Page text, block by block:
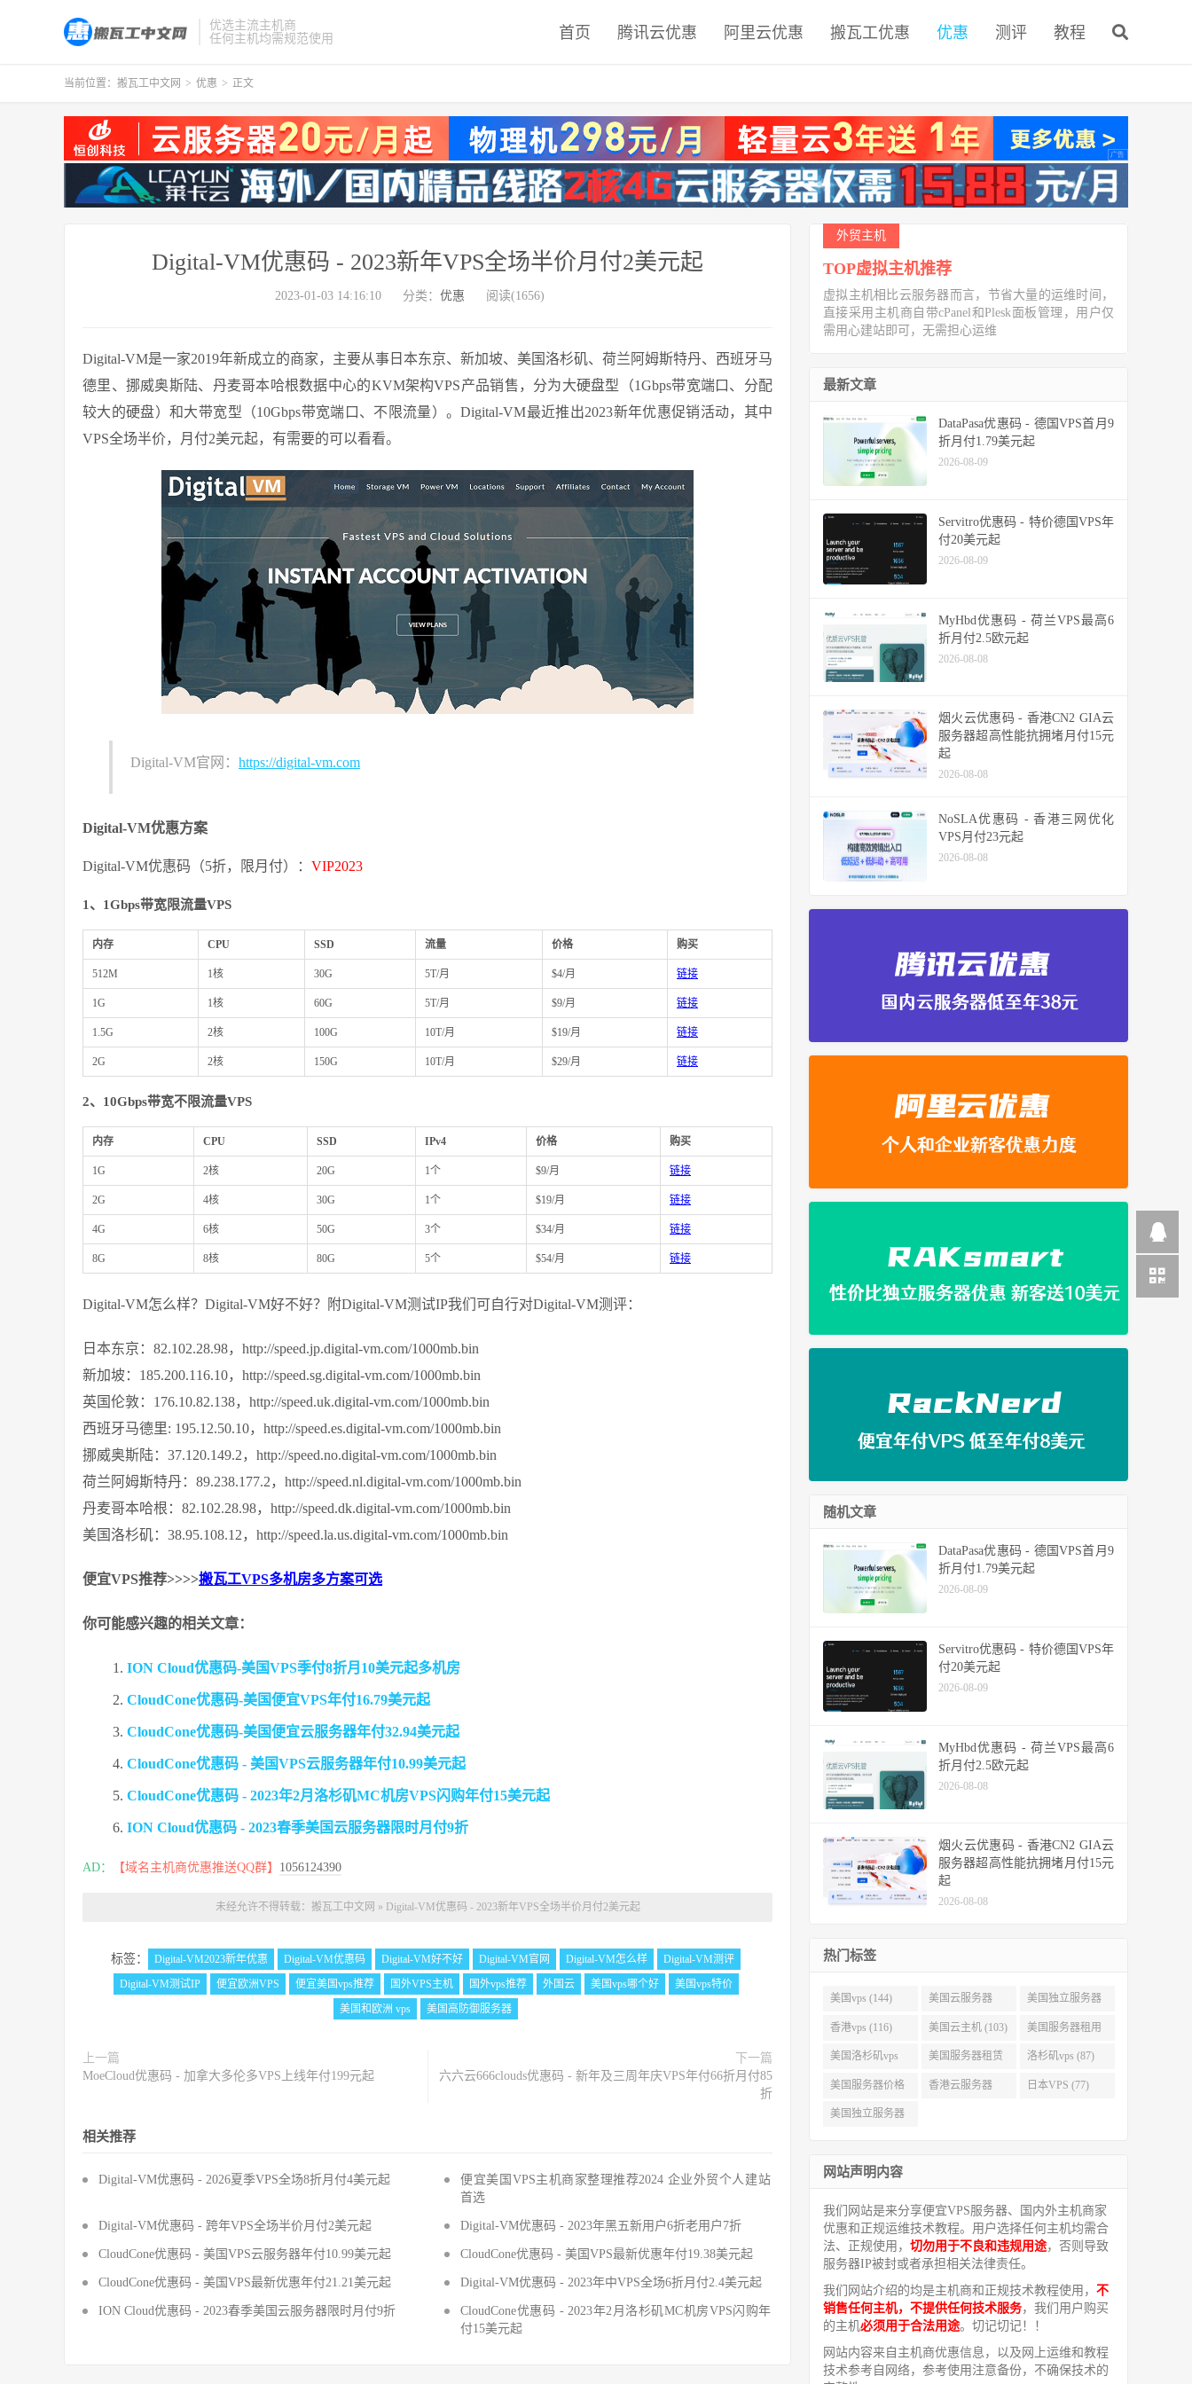
优选主流主机商
任何主机均需规范使用
首页 腾讯云优惠 阿里云优惠 搬瓦工优惠 优惠 测评 教程
当前位置： 搬瓦工中文网 > 优惠 > 正文
Digital-VM优惠码 - 2023新年VPS全场半价月付2美元起
2023-01-03 14:16:10 分类： 优惠 阅读(1656)
Digital-VM是一家2019年新成立的商家，主要从事日本东京、新加坡、美国洛杉矶、荷兰阿姆斯特丹、西班牙马
德里、挪威奥斯陆、丹麦哥本哈根数据中心的KVM架构VPS产品销售，分为大硬盘型（1Gbps带宽端口、分配
较大的硬盘）和大带宽型（10Gbps带宽端口、不限流量）。Digital-VM最近推出2023新年优惠促销活动，其中
VPS全场半价，月付2美元起，有需要的可以看看。
Digital-VM官网： https://digital-vm.com
Digital-VM优惠方案
Digital-VM优惠码（5折，限月付）： VIP2023
1、1Gbps带宽限流量VPS
内存 CPU SSD 流量 价格 购买
512M 1核 30G 5T/月 $4/月 链接
1G 1核 60G 5T/月 $9/月 链接
1.5G 2核 100G 10T/月 $19/月 链接
2G 2核 150G 10T/月 $29/月 链接
2、10Gbps带宽不限流量VPS
内存 CPU SSD IPv4 价格 购买
1G 2核 20G 1个 $9/月 链接
2G 4核 30G 1个 $19/月 链接
4G 6核 50G 3个 $34/月 链接
8G 8核 80G 5个 $54/月 链接
Digital-VM怎么样？Digital-VM好不好？附Digital-VM测试IP我们可自行对Digital-VM测评：
日本东京：82.102.28.98，http://speed.jp.digital-vm.com/1000mb.bin
新加坡：185.200.116.10，http://speed.sg.digital-vm.com/1000mb.bin
英国伦敦：176.10.82.138，http://speed.uk.digital-vm.com/1000mb.bin
西班牙马德里: 195.12.50.10，http://speed.es.digital-vm.com/1000mb.bin
挪威奥斯陆：37.120.149.2，http://speed.no.digital-vm.com/1000mb.bin
荷兰阿姆斯特丹：89.238.177.2，http://speed.nl.digital-vm.com/1000mb.bin
丹麦哥本哈根：82.102.28.98，http://speed.dk.digital-vm.com/1000mb.bin
美国洛杉矶：38.95.108.12，http://speed.la.us.digital-vm.com/1000mb.bin
便宜VPS推荐>>>>搬瓦工VPS多机房多方案可选
你可能感兴趣的相关文章：
ION Cloud优惠码-美国VPS季付8折月10美元起多机房
CloudCone优惠码-美国便宜VPS年付16.79美元起
CloudCone优惠码-美国便宜云服务器年付32.94美元起
CloudCone优惠码 - 美国VPS云服务器年付10.99美元起
CloudCone优惠码 - 2023年2月洛杉矶MC机房VPS闪购年付15美元起
ION Cloud优惠码 - 2023春季美国云服务器限时月付9折
AD： 【域名主机商优惠推送QQ群】 1056124390
未经允许不得转载： 搬瓦工中文网 » Digital-VM优惠码 - 2023新年VPS全场半价月付2美元起
标签： Digital-VM2023新年优惠 Digital-VM优惠码 Digital-VM好不好 Digital-VM官网 Digital-VM怎么样
Digital-VM测评
Digital-VM测试IP
便宜欧洲VPS 便宜美国vps推荐 国外VPS主机 国外vps推荐 外国云 美国vps哪个好
美国vps特价
美国和欧洲 vps
美国高防御服务器
上一篇
MoeCloud优惠码 - 加拿大多伦多VPS上线年付199元起
下一篇
六六云666clouds优惠码 - 新年及三周年庆VPS年付66折月付85
折
相关推荐
Digital-VM优惠码 - 2026夏季VPS全场8折月付4美元起
便宜美国VPS主机商家整理推荐2024 企业外贸个人建站
首选
Digital-VM优惠码 - 跨年VPS全场半价月付2美元起 Digital-VM优惠码 - 2023年黑五新用户6折老用户7折
CloudCone优惠码 - 美国VPS云服务器年付10.99美元起 CloudCone优惠码 - 美国VPS最新优惠年付19.38美元起
CloudCone优惠码 - 美国VPS最新优惠年付21.21美元起 Digital-VM优惠码 - 2023年中VPS全场6折月付2.4美元起
ION Cloud优惠码 - 2023春季美国云服务器限时月付9折
CloudCone优惠码 - 2023年2月洛杉矶MC机房VPS闪购年
付15美元起
外贸主机
TOP虚拟主机推荐
虚拟主机相比云服务器而言，节省大量的运维时间，
直接采用主机商自带cPanel和Plesk面板管理，用户仅
需用心建站即可，无需担心运维
最新文章
DataPasa优惠码 - 德国VPS首月9
折月付1.79美元起
2026-08-09
Servitro优惠码 - 特价德国VPS年
付20美元起
2026-08-09
MyHbd优惠码 - 荷兰VPS最高6
折月付2.5欧元起
2026-08-08
烟火云优惠码 - 香港CN2 GIA云
服务器超高性能抗拥堵月付15元
起
2026-08-08
NoSLA优惠码 - 香港三网优化
VPS月付23元起
2026-08-08
随机文章
DataPasa优惠码 - 德国VPS首月9
折月付1.79美元起
2026-08-09
Servitro优惠码 - 特价德国VPS年
付20美元起
2026-08-09
MyHbd优惠码 - 荷兰VPS最高6
折月付2.5欧元起
2026-08-08
烟火云优惠码 - 香港CN2 GIA云
服务器超高性能抗拥堵月付15元
起
2026-08-08
热门标签
美国vps (144) 美国云服务器
(143)
美国独立服务器
(118)
香港vps (116) 美国云主机 (103) 美国服务器租用
(99)
美国洛杉矶vps
(94)
美国服务器租赁
(91)
洛杉矶vps (87)
美国服务器价格
(82)
香港云服务器 日本VPS (77)
美国独立服务器
网站声明内容
我们网站是来分享便宜VPS服务器、国内外主机商家
优惠和正规运维技术教程。用户选择任何主机均需合
法、正规使用， 切勿用于不良和违规用途，否则导致
服务器IP被封或者承担相关法律责任。
我们网站介绍的均是主机商和正规技术教程使用， 不
销售任何主机，不提供任何技术服务，我们用户购买
的主机必须用于合法用途。切记切记！！
网站内容来自主机商优惠信息，以及网上运维和教程
技术参考自网络，参考使用注意备份，不确保技术的